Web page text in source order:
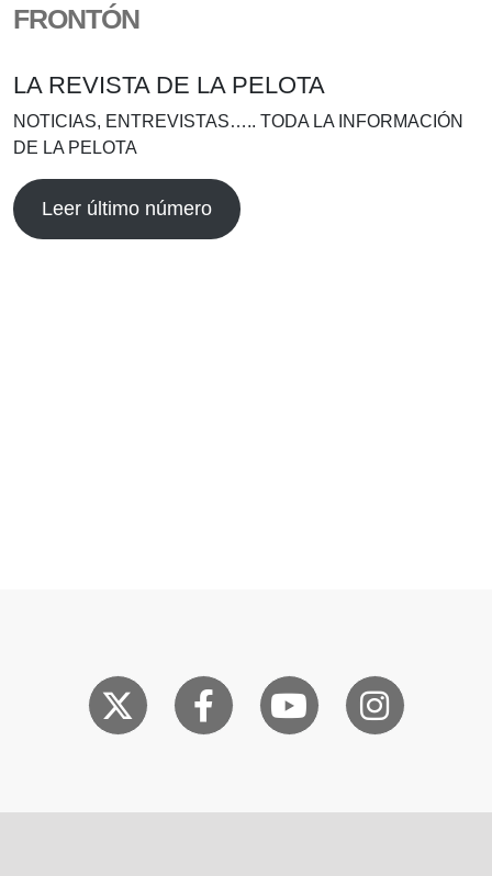
FRONTÓN
LA REVISTA DE LA PELOTA
NOTICIAS, ENTREVISTAS….. TODA LA INFORMACIÓN
DE LA PELOTA
Leer último número